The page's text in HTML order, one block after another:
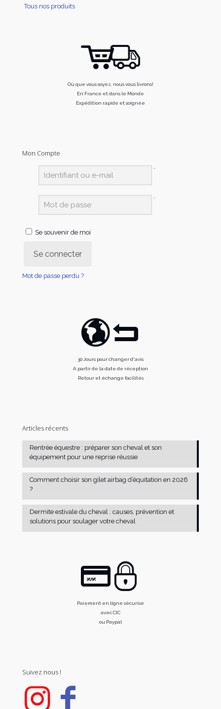
Tous nos produits
Où que vous soyez, nous vous livrons!
En France et dans le Monde
Expédition rapide et soignée
Mon Compte
*
*
Se souvenir de moi
Se connecter
Mot de passe perdu ?
30 Jours pour changer d'avis
A partir de la date de réception
Retour et échange facilités
Articles récents
Rentrée équestre : préparer son cheval et son
équipement pour une reprise réussie
Comment choisir son gilet airbag d’équitation en 2026
?
Dermite estivale du cheval : causes, prévention et
solutions pour soulager votre cheval
Paiement en ligne sécurisé
avec CIC
ou Paypal
Suivez nous !